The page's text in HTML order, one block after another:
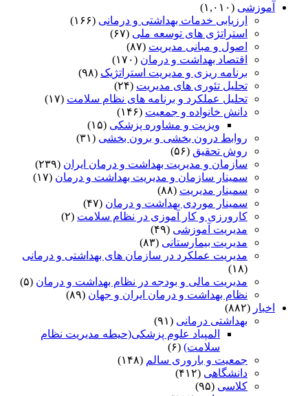
آموزشی (۱,۰۱۰)
ارزیابی خدمات بهداشتی و درمانی (۱۶۶)
استراتژی های توسعه ملی (۶۷)
اصول و مبانی مدیریت (۸۷)
اقتصاد بهداشت و درمان (۱۷۰)
برنامه ریزی و مدیریت استراتژیک (۹۸)
تحلیل تئوری های مدیریت (۲۴)
تحلیل عملکرد و برنامه های نظام سلامت (۱۷)
دانش خانواده و جمعیت (۱۴۶)
ویزیت و مشاوره پزشکی (۱۵)
روابط درون بخشی و برون بخشی (۳۱)
روش تحقیق (۵۶)
سازمان و مدیریت بهداشت و درمان ایران (۲۳۹)
سمینار سازمان و مدیریت بهداشت و درمان (۱۷)
سمینار مدیریت (۸۸)
سمینار موردی بهداشت و درمان (۴۷)
کارورزی و کار آموزی در نظام سلامت (۲)
مدیریت آموزشی (۴۹)
مدیریت بیمارستانی (۸۳)
مدیریت عملکرد در سازمان های بهداشتی و درمانی
(۱۸)
مدیریت مالی و بودجه در نظام بهداشت و درمان (۵)
نظام بهداشت و درمان ایران و جهان (۸۹)
اخبار (۸۸۲)
بهداشتی درمانی (۹۱)
المپیاد علوم پزشکی(حیطه مدیریت نظام
سلامت) (۶)
جمعیت و باروری سالم (۱۴۸)
دانشگاهی (۴۱۲)
کلاسی (۹۵)